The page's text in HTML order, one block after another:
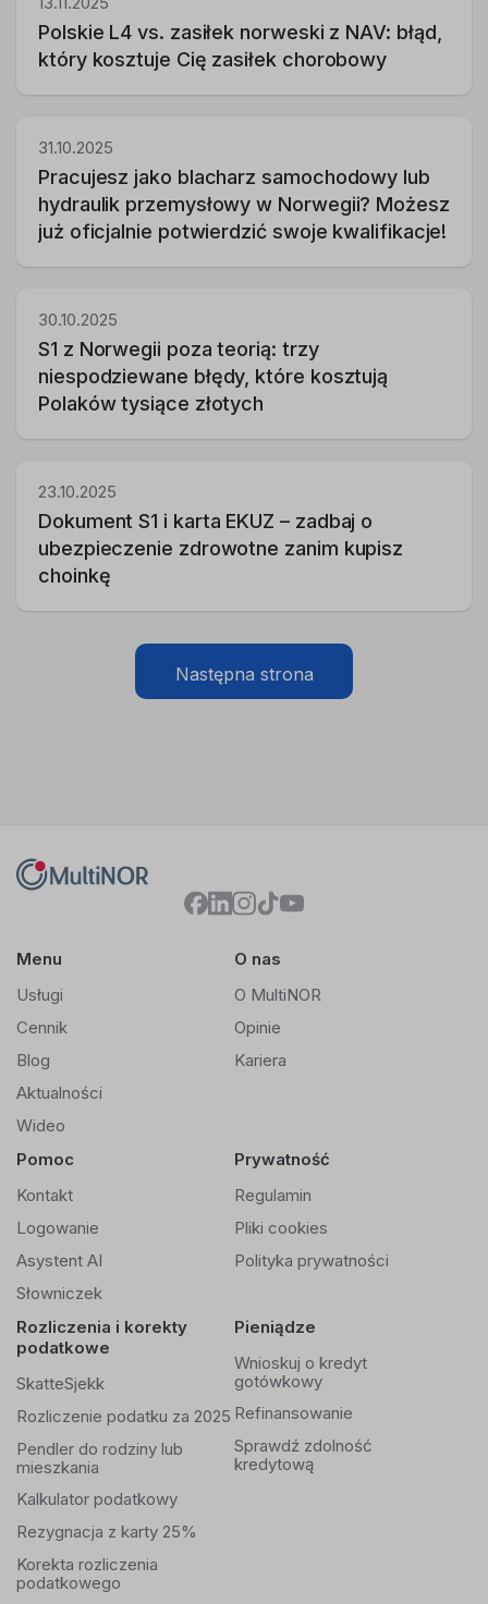
Polskie L4 vs. zasiłek norweski z NAV: błąd,
który kosztuje Cię zasiłek chorobowy
31.10.2025
Pracujesz jako blacharz samochodowy lub
hydraulik przemysłowy w Norwegii? Możesz
już oficjalnie potwierdzić swoje kwalifikacje!
30.10.2025
S1 z Norwegii poza teorią: trzy
niespodziewane błędy, które kosztują
Polaków tysiące złotych
23.10.2025
Dokument S1 i karta EKUZ – zadbaj o
ubezpieczenie zdrowotne zanim kupisz
choinkę
Następna strona
Menu
Usługi
Cennik
Blog
Aktualności
Wideo
O nas
O MultiNOR
Opinie
Kariera
Pomoc
Kontakt
Logowanie
Asystent AI
Słowniczek
Prywatność
Regulamin
Pliki cookies
Polityka prywatności
Rozliczenia i korekty
podatkowe
SkatteSjekk
Rozliczenie podatku za 2025
Pendler do rodziny lub
mieszkania
Kalkulator podatkowy
Rezygnacja z karty 25%
Korekta rozliczenia
podatkowego
Pieniądze
Wnioskuj o kredyt
gotówkowy
Refinansowanie
Sprawdź zdolność
kredytową